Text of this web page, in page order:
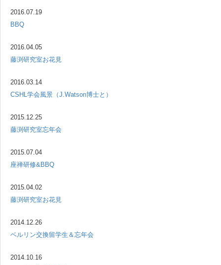
2016.07.19
BBQ
2016.04.05
藤渕研究室お花見
2016.03.14
CSHL学会風景（J.Watson博士と）
2015.12.25
藤渕研究室忘年会
2015.07.04
座禅研修&BBQ
2015.04.02
藤渕研究室お花見
2014.12.26
ベルリン交換留学生＆忘年会
2014.10.16